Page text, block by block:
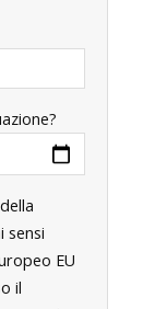
sensi
EU
il